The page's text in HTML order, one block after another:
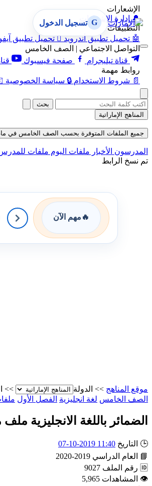
الإشعارات
🔔 إدارة الإشعارات
التطبيقات
🤖 تحميل تطبيق أندرويد  تحميل تطبيق
التواصل الاجتماعي | الصف الخامس
قناة تيليجرام
صفحة فيسبوك
روابط مهمة
📄 شروط الاستخدام 🔒 سياسة الخصوصية
G تسجيل الدخول
بحث
المناهج الإماراتية
جميع الملفات المتوفرة بحسب الصف الخامس في مادة
المدرسون الأخبار ملفات اليوم ملفات
تم نسخ الرابط
🔥 مهم الآن
موقع المناهج >> الدولة >>
الصف الخامس لغة انجليزية الفصل الأول
الضمائر باللغة الانجليزية
🕒 التاريخ 11:40 2019-10-07
📘
العام الدراسي 2019-2020
🆔 رقم الملف 9027
👁 المشاهدات 5,965